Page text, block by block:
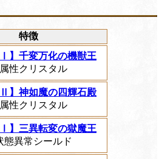
特徴
Ⅰ】千変万化の機獣王
属性クリスタル
Ⅱ】神如魔の四輝石殿
属性クリスタル
Ⅰ】三異転変の獄魔王
態異常シールド